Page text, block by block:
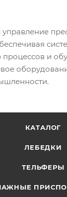
управление
и
КАТАЛОГ
ЛЕБЕДКИ
ТЕЛЬФЕРЫ